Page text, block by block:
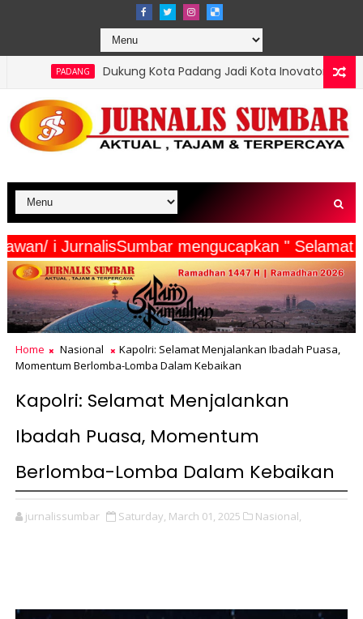
Dukung Kota Padang Jadi Kota Inovator, Kartu Registrasi
Wartawan/ i JurnalisSumbar mengucapkan "
Home Nasional
Kapolri: Selamat Menjalankan Ibadah Puasa,
Momentum Berlomba-Lomba Dalam Kebaikan
Kapolri: Selamat Menjalankan
Ibadah Puasa, Momentum
Berlomba-Lomba Dalam Kebaikan
jurnalissumbar Saturday, March 01, 2025 Nasional,